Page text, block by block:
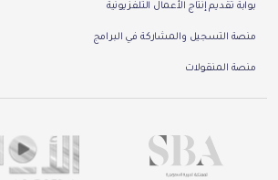
بوابة تقديم إنتاج الأعمال التلفزيونية
منصة التسجيل والمشاركة في البرامج
منصة المنقولات